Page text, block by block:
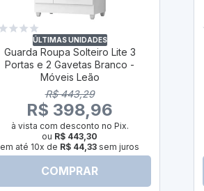
ÚLTIMAS UNIDADES
Guarda Roupa Solteiro Lite 3
Portas e 2 Gavetas Branco -
Móveis Leão
R$ 443,29
R$ 398,96
à vista com desconto no Pix.
ou R$ 443,30
em até 10x de R$ 44,33 sem juros
COMPRAR